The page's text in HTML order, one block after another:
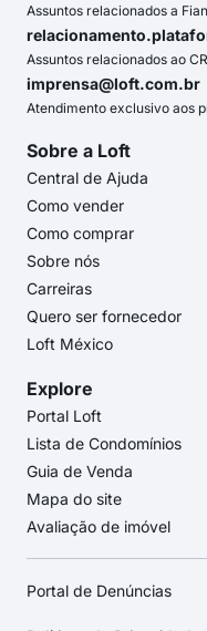
Assuntos relacionados a
Assuntos relacionados ao
imprensa@loft.com.br
Atendimento exclusivo aos
Sobre a Loft
Central de Ajuda
Como vender
Como comprar
Sobre nós
Carreiras
Quero ser fornecedor
Loft México
Explore
Portal Loft
Lista de Condomínios
Guia de Venda
Mapa do site
Avaliação de imóvel
Portal de Denúncias